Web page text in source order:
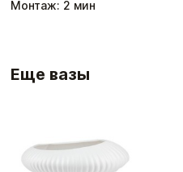
Монтаж: 2 мин
Еще вазы